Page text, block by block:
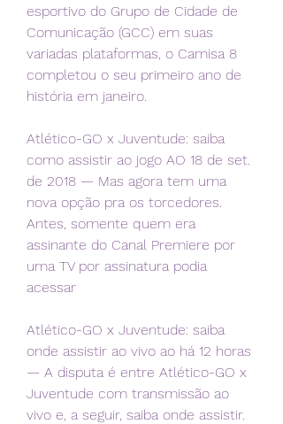
esportivo do Grupo de Cidade de
Comunicação (GCC) em suas
variadas plataformas, o Camisa 8
completou o seu primeiro ano de
história em janeiro.
Atlético-GO x Juventude: saiba
como assistir ao jogo AO 18 de set.
de 2018 — Mas agora tem uma
nova opção pra os torcedores.
Antes, somente quem era
assinante do Canal Premiere por
uma TV por assinatura podia
acessar
Atlético-GO x Juventude: saiba
onde assistir ao vivo ao há 12 horas
— A disputa é entre Atlético-GO x
Juventude com transmissão ao
vivo e, a seguir, saiba onde assistir.